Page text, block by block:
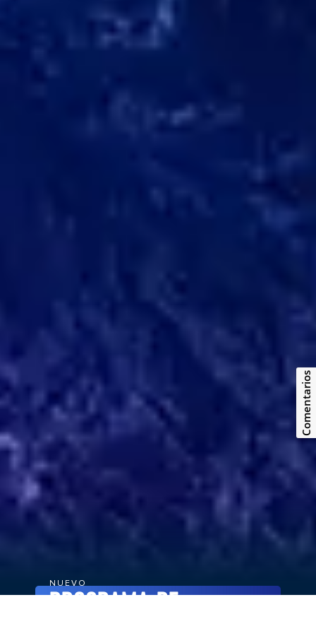
NUEVO
PROGRAMA DE
Comentarios